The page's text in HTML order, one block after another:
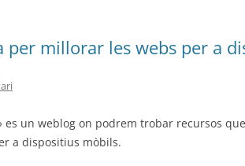
per millorar les webs per a
es un weblog on podrem trobar recursos
a dispositius mòbils.